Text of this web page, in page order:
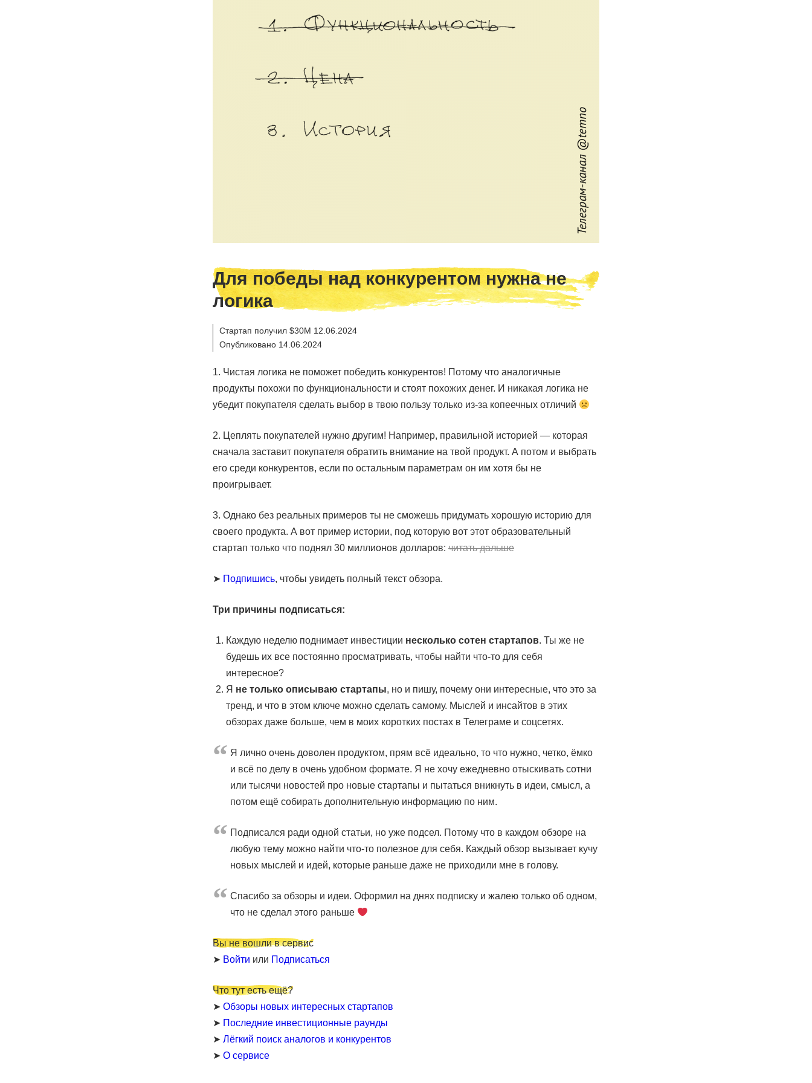
Для победы над конкурентом нужна не
логика
Стартап получил $30M 12.06.2024
Опубликовано 14.06.2024
1. Чистая логика не поможет победить конкурентов! Потому что аналогичные
продукты похожи по функциональности и стоят похожих денег. И никакая логика не
убедит покупателя сделать выбор в твою пользу только из-за копеечных отличий
2. Цеплять покупателей нужно другим! Например, правильной историей — которая
сначала заставит покупателя обратить внимание на твой продукт. А потом и выбрать
его среди конкурентов, если по остальным параметрам он им хотя бы не
проигрывает.
3. Однако без реальных примеров ты не сможешь придумать хорошую историю для
своего продукта. А вот пример истории, под которую вот этот образовательный
стартап только что поднял 30 миллионов долларов: читать дальше
➤ Подпишись, чтобы увидеть полный текст обзора.
Три причины подписаться:
Каждую неделю поднимает инвестиции несколько сотен стартапов. Ты же не
будешь их все постоянно просматривать, чтобы найти что-то для себя
интересное?
Я не только описываю стартапы, но и пишу, почему они интересные, что это за
тренд, и что в этом ключе можно сделать самому. Мыслей и инсайтов в этих
обзорах даже больше, чем в моих коротких постах в Телеграме и соцсетях.
Я лично очень доволен продуктом, прям всё идеально, то что нужно, четко, ёмко
и всё по делу в очень удобном формате. Я не хочу ежедневно отыскивать сотни
или тысячи новостей про новые стартапы и пытаться вникнуть в идеи, смысл, а
потом ещё собирать дополнительную информацию по ним.
Подписался ради одной статьи, но уже подсел. Потому что в каждом обзоре на
любую тему можно найти что-то полезное для себя. Каждый обзор вызывает кучу
новых мыслей и идей, которые раньше даже не приходили мне в голову.
Cпасибо за обзоры и идеи. Оформил на днях подписку и жалею только об одном,
что не сделал этого раньше
Вы не вошли в сервис
➤ Войти или Подписаться
Что тут есть ещё?
➤ Обзоры новых интересных стартапов
➤ Последние инвестиционные раунды
➤ Лёгкий поиск аналогов и конкурентов
➤ О сервисе